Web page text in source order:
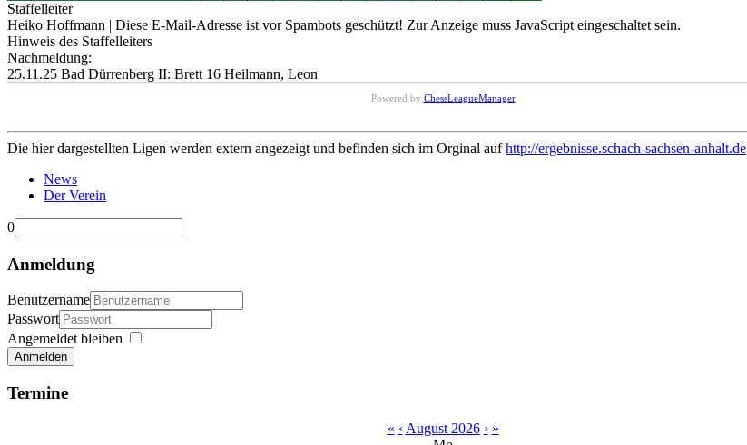
Staffelleiter
Heiko Hoffmann | Diese E-Mail-Adresse ist vor Spambots geschützt! Zur Anzeige muss JavaScript eingeschaltet sein.
Hinweis des Staffelleiters
Nachmeldung:
25.11.25 Bad Dürrenberg II: Brett 16 Heilmann, Leon
Powered by ChessLeagueManager
Die hier dargestellten Ligen werden extern angezeigt und befinden sich im Orginal aufhttp://ergebnisse.schach-sachsen-anhalt.de
News
Der Verein
0
Anmeldung
Benutzername
Passwort
Angemeldet bleiben
Anmelden
Termine
« ‹ August 2026 › »